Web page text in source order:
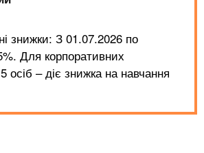
знижки: З 01.07.2026 по
Для корпоративних
осіб – діє знижка на навчання